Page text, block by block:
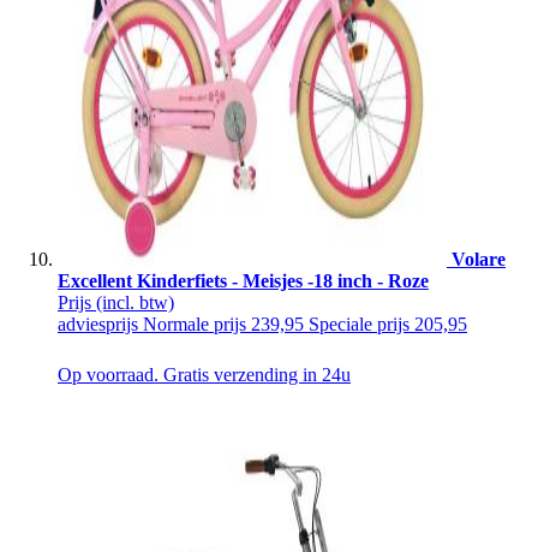
Volare
Excellent Kinderfiets - Meisjes -18 inch - Roze
Prijs (incl. btw)
adviesprijs Normale prijs 239,95 Speciale prijs 205,95
Op voorraad. Gratis verzending in 24u